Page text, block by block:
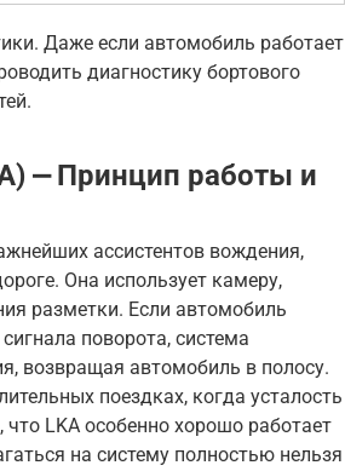
Даже если автомобиль работает
диагностику бортового
⎼ Принцип работы и
ассистентов вождения,
Она использует камеру,
разметки. Если автомобиль
поворота, система
возвращая автомобиль в полосу.
поездках, когда усталость
LKA особенно хорошо работает
на систему полностью нельзя